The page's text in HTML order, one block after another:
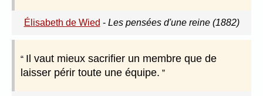
Élisabeth de Wied - Les pensées d'une reine (1882)
Il vaut mieux sacrifier un membre que de
laisser périr toute une équipe.